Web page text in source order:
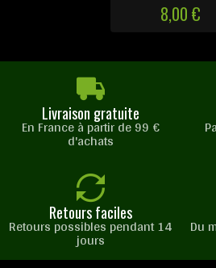
8,00 €
Livraison gratuite
En France à partir de 99 €
d'achats
Retours faciles
Retours possibles pendant 14
jours
Du